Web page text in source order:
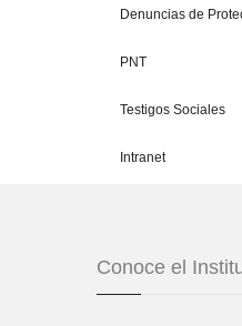
Denuncias de
PNT
Testigos Sociales
Intranet
Conoce el